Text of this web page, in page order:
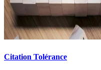
Citation Tolérance